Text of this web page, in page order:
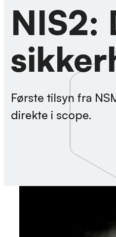
NIS2:
Første tilsyn fra
direkte i scope.